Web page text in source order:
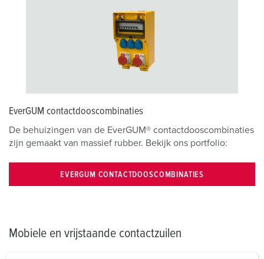
EverGUM contactdooscombinaties
De behuizingen van de EverGUM® contactdooscombinaties
zijn gemaakt van massief rubber. Bekijk ons portfolio:
EVERGUM CONTACTDOOSCOMBINATIES
Mobiele en vrijstaande contactzuilen